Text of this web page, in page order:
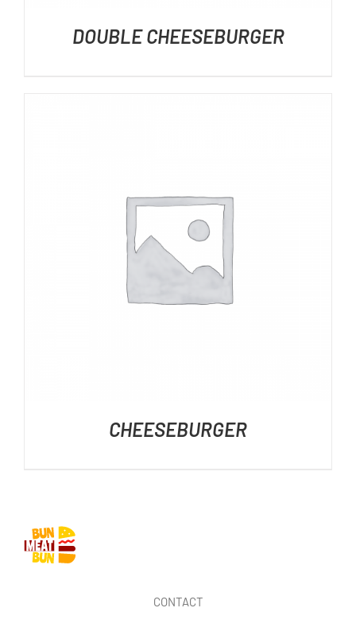
DOUBLE CHEESEBURGER
DÉTAILS
CHEESEBURGER
CONTACT